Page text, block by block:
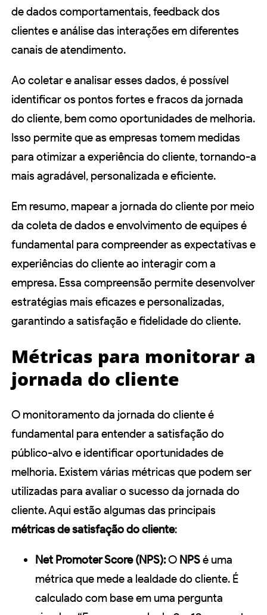
de dados comportamentais, feedback dos
clientes e análise das interações em diferentes
canais de atendimento.
Ao coletar e analisar esses dados, é possível
identificar os pontos fortes e fracos da jornada
do cliente, bem como oportunidades de melhoria.
Isso permite que as empresas tomem medidas
para otimizar a experiência do cliente, tornando-a
mais agradável, personalizada e eficiente.
Em resumo, mapear a jornada do cliente por meio
da coleta de dados e envolvimento de equipes é
fundamental para compreender as expectativas e
experiências do cliente ao interagir com a
empresa. Essa compreensão permite desenvolver
estratégias mais eficazes e personalizadas,
garantindo a satisfação e fidelidade do cliente.
Métricas para monitorar a
jornada do cliente
O monitoramento da jornada do cliente é
fundamental para entender a satisfação do
público-alvo e identificar oportunidades de
melhoria. Existem várias métricas que podem ser
utilizadas para avaliar o sucesso da jornada do
cliente. Aqui estão algumas das principais
métricas de satisfação do cliente:
Net Promoter Score (NPS):O NPSé uma
métrica que mede a lealdade do cliente. É
calculado com base em uma pergunta